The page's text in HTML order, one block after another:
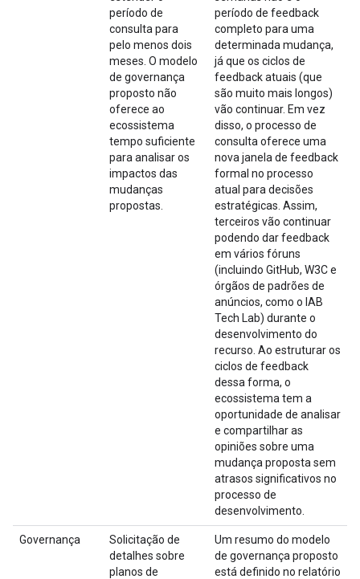
período de
consulta para
pelo menos dois
meses. O modelo
de governança
proposto não
oferece ao
ecossistema
tempo suficiente
para analisar os
impactos das
mudanças
propostas.
período de feedback
completo para uma
determinada mudança,
já que os ciclos de
feedback atuais (que
são muito mais longos)
vão continuar. Em vez
disso, o processo de
consulta oferece uma
nova janela de feedback
formal no processo
atual para decisões
estratégicas. Assim,
terceiros vão continuar
podendo dar feedback
em vários fóruns
(incluindo GitHub, W3C e
órgãos de padrões de
anúncios, como o IAB
Tech Lab) durante o
desenvolvimento do
recurso. Ao estruturar os
ciclos de feedback
dessa forma, o
ecossistema tem a
oportunidade de analisar
e compartilhar as
opiniões sobre uma
mudança proposta sem
atrasos significativos no
processo de
desenvolvimento.
Governança
Solicitação de
detalhes sobre
planos de
Um resumo do modelo
de governança proposto
está definido no relatório